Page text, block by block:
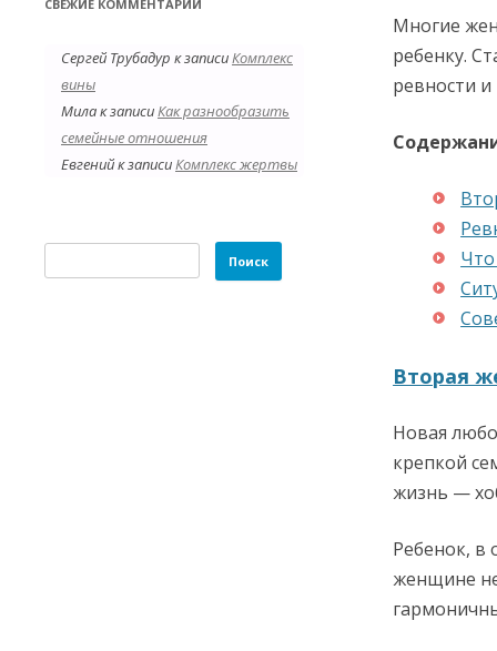
СВЕЖИЕ КОММЕНТАРИИ
Сергей Трубадур к записиКомплекс
вины
Милак записиКак разнообразить
семейные отношения
Евгенийк записиКомплекс жертвы
Найти:
Многие
ребенку.
ревности
Вторая
Новая
крепкой
жизнь —
Ребенок, в
женщине